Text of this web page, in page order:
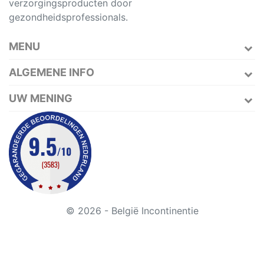
verzorgingsproducten door
gezondheidsprofessionals.
MENU
ALGEMENE INFO
UW MENING
© 2026 - België Incontinentie